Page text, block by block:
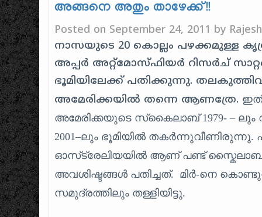
അങ്ങനെ അതും താഴേക്ക്!!
Posted on September 24, 2011 by
നാസയുടെ 20 കൊല്ലം പഴക്കമുള്ള
അപ്പര്‍ അറ്റ്‌മോസ്ഫിയര്‍ റിസര്‍ച്
ഭൂമിയിലേക്ക് പതിക്കുന്നു.
അമേരിക്കയിൽ തന്നെ ആണത്രേ.
അമേരിക്കയുടെ സ്‌കൈലാബ് 1979- – ലും
2001–ലും ഭൂമിയില്‍ തകര്‍ന്നുവീണിരുന്നു.
ഓസ്‌ട്രേലിയയിൽ ആണ് പണ്ട്
അവശിഷ്ടങ്ങൾ പതിച്ചത്. മിര്‍-നെ
സമുദ്രത്തിലും തള്ളിയിട്ടു.